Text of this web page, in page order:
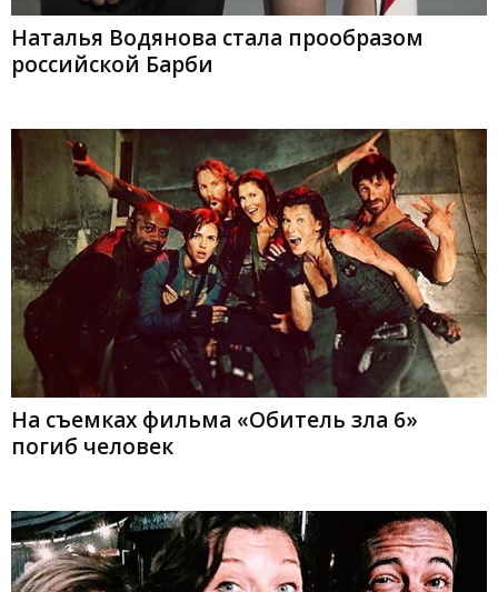
Наталья Водянова стала прообразом
российской Барби
На съемках фильма «Обитель зла 6»
погиб человек